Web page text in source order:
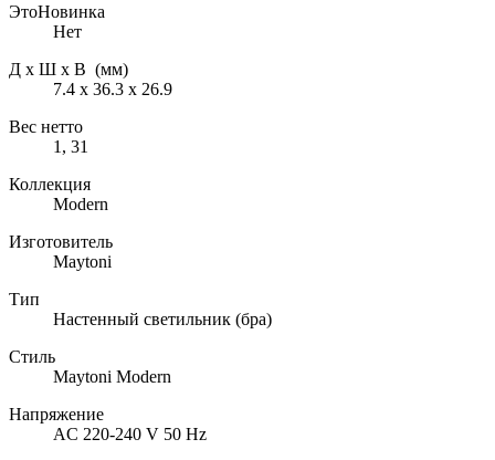
ЭтоНовинка
Нет
Д х Ш х В (мм)
7.4 х 36.3 х 26.9
Вес нетто
1, 31
Коллекция
Modern
Изготовитель
Maytoni
Тип
Настенный светильник (бра)
Стиль
Maytoni Modern
Напряжение
AC 220-240 V 50 Hz